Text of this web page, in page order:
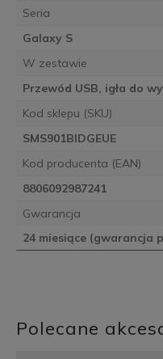
Seria
Galaxy S
W zestawie
Przewód USB, igła do
Kod sklepu (SKU)
SMS901BIDGEUE
Kod producenta (EAN)
8806092987241
Gwarancja
24 miesiące (gwarancja
Polecane